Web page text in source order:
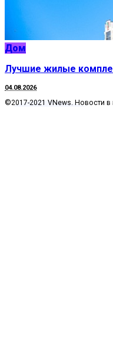
Дом
Лучшие жилые
04.08.2026
©2017-2021 VNews. Новости в